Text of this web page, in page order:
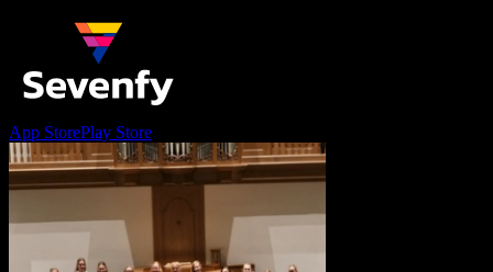
App StorePlay Store